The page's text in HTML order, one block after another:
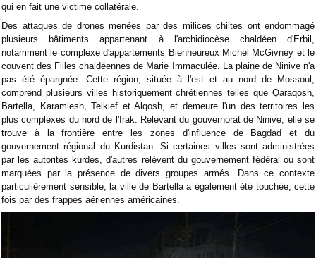
qui en fait une victime collatérale.
Des attaques de drones menées par des milices chiites ont endommagé
plusieurs bâtiments appartenant à l'archidiocèse chaldéen d'Erbil,
notamment le complexe d'appartements Bienheureux Michel McGivney et le
couvent des Filles chaldéennes de Marie Immaculée. La plaine de Ninive n'a
pas été épargnée. Cette région, située à l'est et au nord de Mossoul,
comprend plusieurs villes historiquement chrétiennes telles que Qaraqosh,
Bartella, Karamlesh, Telkief et Alqosh, et demeure l'un des territoires les
plus complexes du nord de l'Irak. Relevant du gouvernorat de Ninive, elle se
trouve à la frontière entre les zones d'influence de Bagdad et du
gouvernement régional du Kurdistan. Si certaines villes sont administrées
par les autorités kurdes, d'autres relèvent du gouvernement fédéral ou sont
marquées par la présence de divers groupes armés. Dans ce contexte
particulièrement sensible, la ville de Bartella a également été touchée, cette
fois par des frappes aériennes américaines.